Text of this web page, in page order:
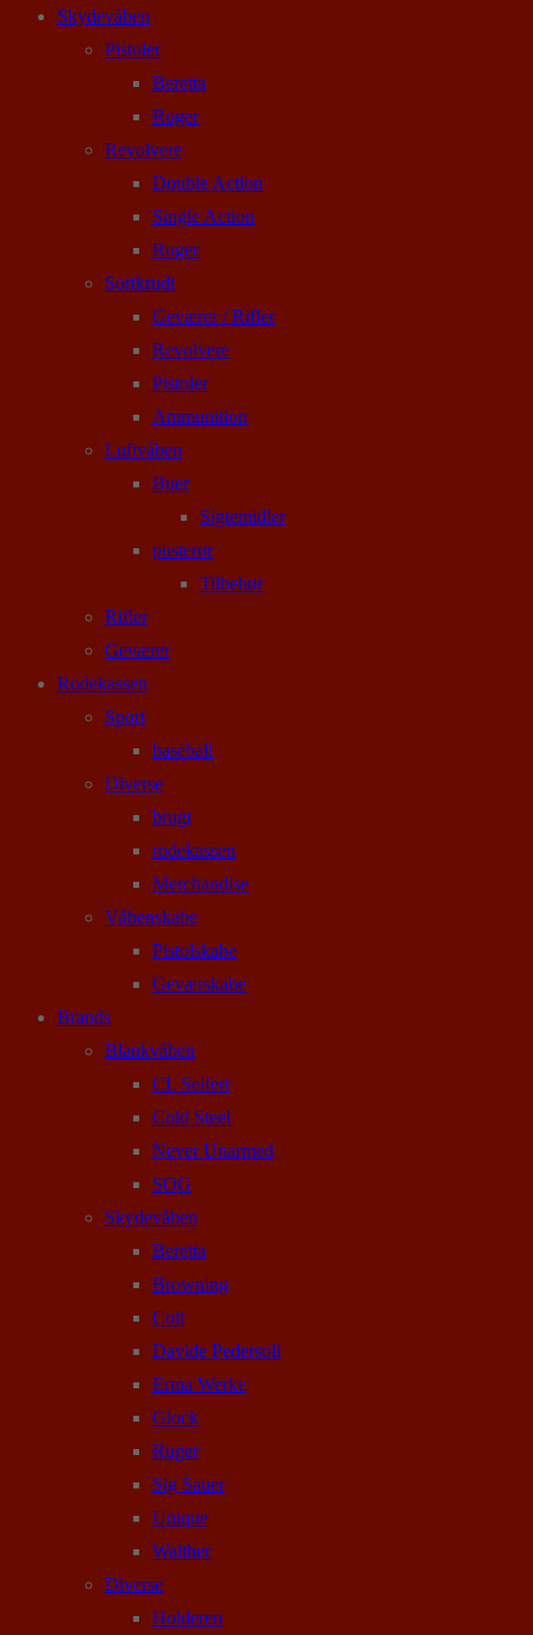
Skydevåben
Pistoler
Beretta
Ruger
Revolvere
Double Action
Single Action
Ruger
Sortkrudt
Geværer / Rifler
Revolvere
Pistoler
Ammunition
Luftvåben
Buer
Sigtemidler
pusterør
Tilbehør
Rifler
Geværer
Rodekassen
Sport
baseball
Diverse
brugt
rodekassen
Merchandise
Våbenskabe
Pistolskabe
Geværskabe
Brands
Blankvåben
CL Seifert
Cold Steel
Never Unarmed
SOG
Skydevåben
Beretta
Browning
Colt
Davide Pedersoli
Erma Werke
Glock
Ruger
Sig Sauer
Unique
Walther
Diverse
Holderen